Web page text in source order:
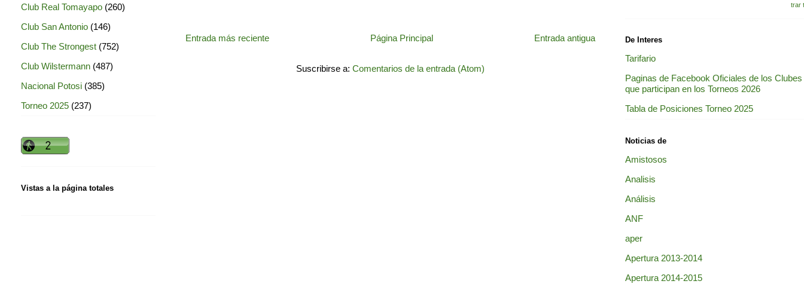
Entrada más reciente Entrada antigua
Página Principal
Suscribirse a: Comentarios de la entrada (Atom)
Club Real Tomayapo (260)
Club San Antonio (146)
Club The Strongest (752)
Club Wilstermann (487)
Nacional Potosi (385)
Torneo 2025 (237)
Vistas a la página totales
trar
De Interes
Tarifario
Paginas de Facebook Oficiales de los Clubes
que participan en los Torneos 2026
Tabla de Posiciones Torneo 2025
Noticias de
Amistosos
Analisis
Análisis
ANF
aper
Apertura 2013-2014
Apertura 2014-2015